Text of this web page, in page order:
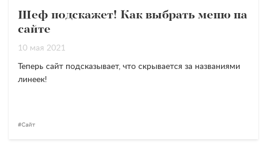
Шеф подскажет! Как выбрать меню на
сайте
10 мая 2021
Теперь сайт подсказывает, что скрывается за названиями
линеек!
Сайт